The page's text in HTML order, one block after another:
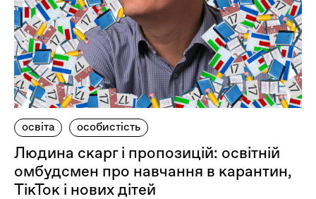
освіта особистість
Людина скарг і пропозицій: освітній
омбудсмен про навчання в карантин,
ТікТок і нових дітей